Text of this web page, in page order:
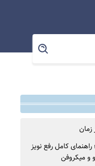
زمان
کامل رفع نویز
و میکروفن